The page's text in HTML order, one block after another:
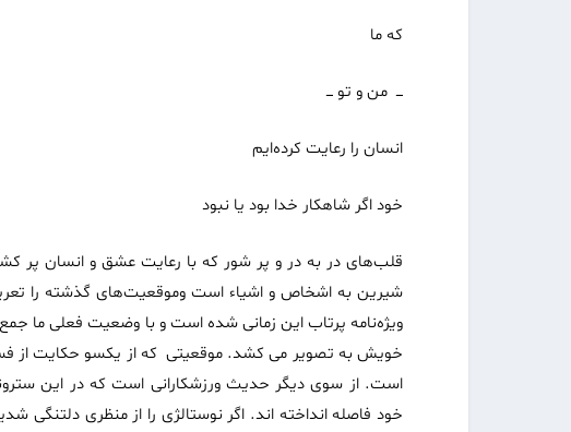
که ما
ـــ من و تو ـــ
انسان را رعایت کرده‌ایم
خود اگر شاهکار خدا بود یا نبود
قلب‌های در به در و پر شور که با رعایت عشق و انسان پر
شیرین به اشخاص و اشیاء است وموقعیت‌های گذشته را
ویژه‌نامه پرتاب این زمانی شده است و با وضعیت فعلی ما
خویش به تصویر می کشد. موقعیتی که از یکسو حکایت از
است. از سوی دیگر حدیث ورزشکارانی است که در این
خود فاصله انداخته اند. اگر نوستالژی را از منظری دلتنگی